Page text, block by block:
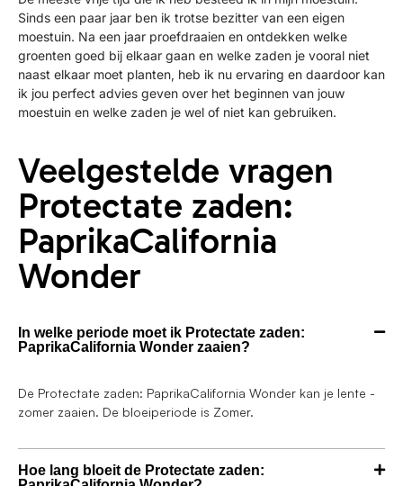
Sinds een paar jaar ben ik trotse bezitter van een eigen
moestuin. Na een jaar proefdraaien en ontdekken welke
groenten goed bij elkaar gaan en welke zaden je vooral niet
naast elkaar moet planten, heb ik nu ervaring en daardoor kan
ik jou perfect advies geven over het beginnen van jouw
moestuin en welke zaden je wel of niet kan gebruiken.
Veelgestelde vragen
Protectate zaden:
PaprikaCalifornia
Wonder
In welke periode moet ik Protectate zaden:
PaprikaCalifornia Wonder zaaien?
De Protectate zaden: PaprikaCalifornia Wonder kan je lente -
zomer zaaien. De bloeiperiode is Zomer.
Hoe lang bloeit de Protectate zaden: